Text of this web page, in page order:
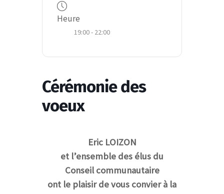
Heure
19:00 - 22:00
Cérémonie des
voeux
Eric LOIZON
et l’ensemble des élus du
Conseil communautaire
ont le plaisir de vous convier à la